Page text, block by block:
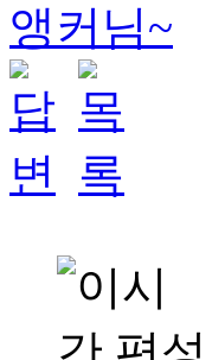
앵커님~